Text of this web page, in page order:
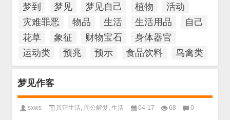
梦到
梦见 梦见自己 植物
活动
灾难罪恶
物品 生活 生活用品
自己
花草
象征 财物宝石
身体器官
运动类
预兆 预示 食品饮料 鸟禽类
梦见作客
sxws 其它生活, 周公解梦, 生活 04-17 68 0